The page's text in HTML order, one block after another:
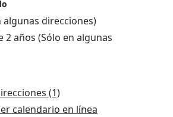
Querétaro donde atendí a cientos
19. En estos 25 años de
mantenido activo en mi práctica
como Star Médica, H+ y Moscati.
con un selecto grupo de
los mismos principios y
en caso de ser necesario.
algunas direcciones)
2 años (Sólo en algunas
(1)
calendario en línea